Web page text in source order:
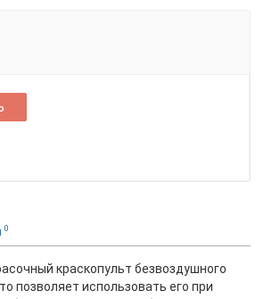
0
краскопульт безвоздушного
позволяет использовать его при